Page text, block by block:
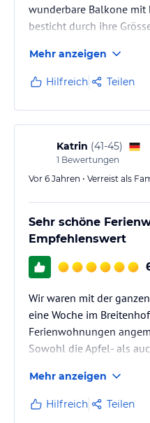
wunderbare Balkone mit
besticht durch ihre
das Herz begehrt.
Obst wurden von der
kostenfrei zur Verfügung
Wäsche konnten wir vor
Wir empfehlen die
weiter und kommen
Mehr anzeigen
Hilfreich Teilen
Katrin (41-45)
1 Bewertungen
Vor 6 Jahren • Verreist als
Sehr schöne
Empfehlenswert
Wir waren mit der
eine Woche im
Ferienwohnungen
Sowohl die Apfel- als
zu jeder Seite ausgerichtet.
Der Ausblick von diesen
und man fühlt sich,
Mehr anzeigen
Hilfreich Teilen